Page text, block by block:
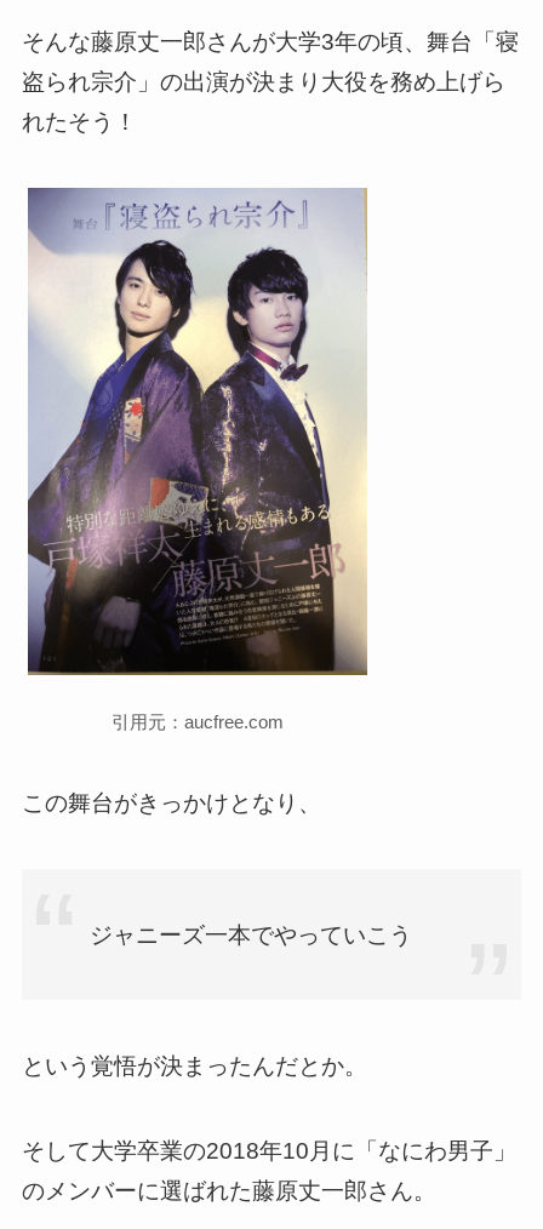
そんな藤原丈一郎さんが大学3年の頃、舞台「寝
盗られ宗介」の出演が決まり大役を務め上げら
れたそう！
引用元：aucfree.com
この舞台がきっかけとなり、
ジャニーズ一本でやっていこう
という覚悟が決まったんだとか。
そして大学卒業の2018年10月に「なにわ男子」
のメンバーに選ばれた藤原丈一郎さん。